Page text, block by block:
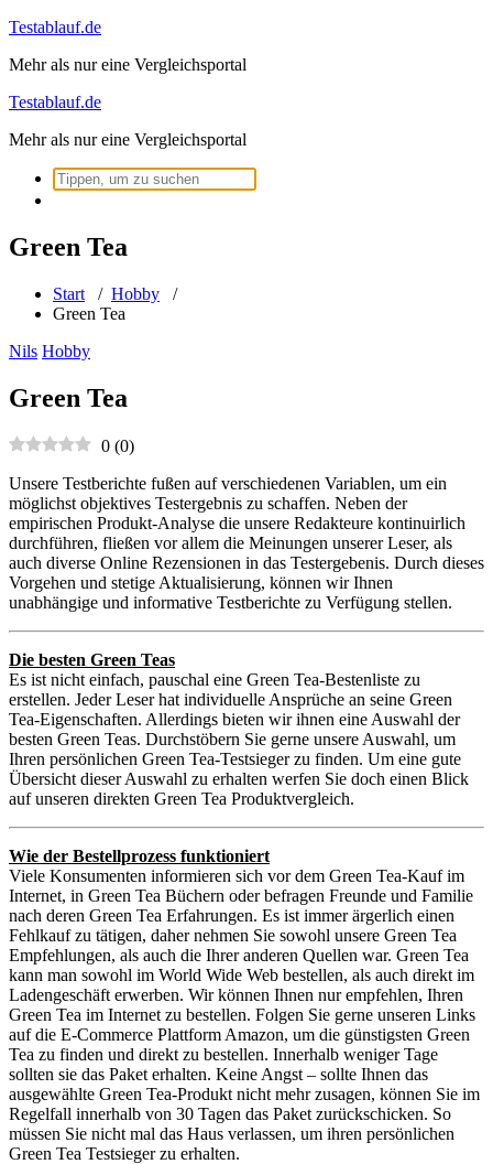
Zum
springen
Testablauf.de
Mehr als nur eine Vergleichsportal
Testablauf.de
Mehr als nur eine Vergleichsportal
Suchen
nach:
Green Tea
Start / Hobby /
Green Tea
Nils Hobby
Green Tea
0 (0)
Unsere Testberichte fußen auf verschiedenen Variablen, um ein
möglichst objektives Testergebnis zu schaffen. Neben der
empirischen Produkt-Analyse die unsere Redakteure kontinuirlich
durchführen, fließen vor allem die Meinungen unserer Leser, als
auch diverse Online Rezensionen in das Testergebenis. Durch dieses
Vorgehen und stetige Aktualisierung, können wir Ihnen
unabhängige und informative Testberichte zu Verfügung stellen.
Die besten Green Teas
Es ist nicht einfach, pauschal eine Green Tea-Bestenliste zu
erstellen. Jeder Leser hat individuelle Ansprüche an seine Green
Tea-Eigenschaften. Allerdings bieten wir ihnen eine Auswahl der
besten Green Teas. Durchstöbern Sie gerne unsere Auswahl, um
Ihren persönlichen Green Tea-Testsieger zu finden. Um eine gute
Übersicht dieser Auswahl zu erhalten werfen Sie doch einen Blick
auf unseren direkten Green Tea Produktvergleich.
Wie der Bestellprozess funktioniert
Viele Konsumenten informieren sich vor dem Green Tea-Kauf im
Internet, in Green Tea Büchern oder befragen Freunde und Familie
nach deren Green Tea Erfahrungen. Es ist immer ärgerlich einen
Fehlkauf zu tätigen, daher nehmen Sie sowohl unsere Green Tea
Empfehlungen, als auch die Ihrer anderen Quellen war. Green Tea
kann man sowohl im World Wide Web bestellen, als auch direkt im
Ladengeschäft erwerben. Wir können Ihnen nur empfehlen, Ihren
Green Tea im Internet zu bestellen. Folgen Sie gerne unseren Links
auf die E-Commerce Plattform Amazon, um die günstigsten Green
Tea zu finden und direkt zu bestellen. Innerhalb weniger Tage
sollten sie das Paket erhalten. Keine Angst – sollte Ihnen das
ausgewählte Green Tea-Produkt nicht mehr zusagen, können Sie im
Regelfall innerhalb von 30 Tagen das Paket zurückschicken. So
müssen Sie nicht mal das Haus verlassen, um ihren persönlichen
Green Tea Testsieger zu erhalten.